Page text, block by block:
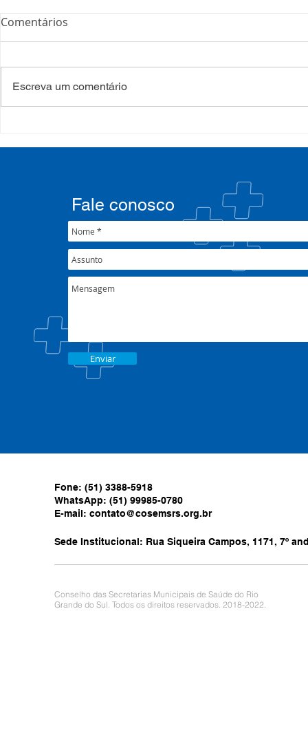
formação sobre saúde
crise climática
SETEC,
CIB/RS
Comentários
Escreva um comentário
Enviar
Fale conosco
Fone: (51) 3388-5918
WhatsApp: (51) 99985-0780
E-mail: contato@cosemsrs.org.br
Sede Institucional: Rua Siqueira Campos, 1171, 7º
Conselho das Secretarias Municipais de Saúde do Rio
Grande do Sul. Todos os direitos reservados. 2018-2022.